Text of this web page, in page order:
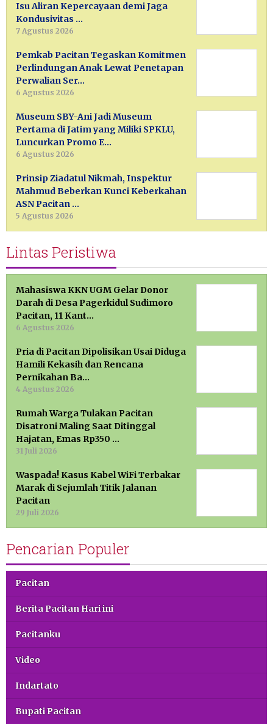
Isu Aliran Kepercayaan demi Jaga
Kondusivitas …
7 Agustus 2026
Pemkab Pacitan Tegaskan Komitmen
Perlindungan Anak Lewat Penetapan
Perwalian Ser…
6 Agustus 2026
Museum SBY-Ani Jadi Museum
Pertama di Jatim yang Miliki SPKLU,
Luncurkan Promo E…
6 Agustus 2026
Prinsip Ziadatul Nikmah, Inspektur
Mahmud Beberkan Kunci Keberkahan
ASN Pacitan …
5 Agustus 2026
Lintas Peristiwa
Mahasiswa KKN UGM Gelar Donor
Darah di Desa Pagerkidul Sudimoro
Pacitan, 11 Kant…
6 Agustus 2026
Pria di Pacitan Dipolisikan Usai Diduga
Hamili Kekasih dan Rencana
Pernikahan Ba…
4 Agustus 2026
Rumah Warga Tulakan Pacitan
Disatroni Maling Saat Ditinggal
Hajatan, Emas Rp350 …
31 Juli 2026
Waspada! Kasus Kabel WiFi Terbakar
Marak di Sejumlah Titik Jalanan
Pacitan
29 Juli 2026
Pencarian Populer
Pacitan
Berita Pacitan Hari ini
Pacitanku
Video
Indartato
Bupati Pacitan